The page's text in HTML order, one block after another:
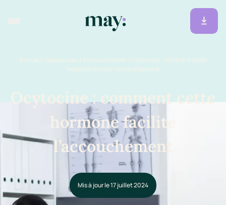
Accueil / Ressources / Accouchement / Ocytocine : comment cette
hormone facilite l’accouchement
Ocytocine : comment cette
hormone facilite
l’accouchement
Mis à jour le 17 juillet 2024